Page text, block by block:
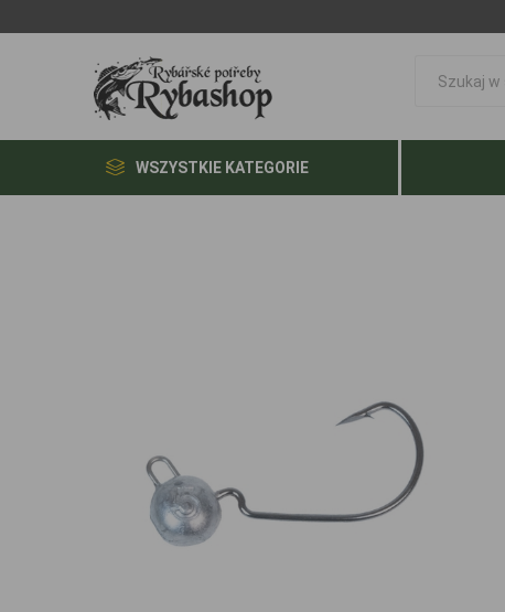
WSZYSTKIE KATEGORIE